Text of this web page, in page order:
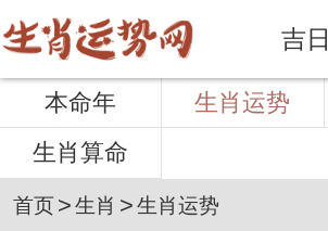
吉日
本命年 生肖运势
生肖算命
首页>生肖 >生肖运势